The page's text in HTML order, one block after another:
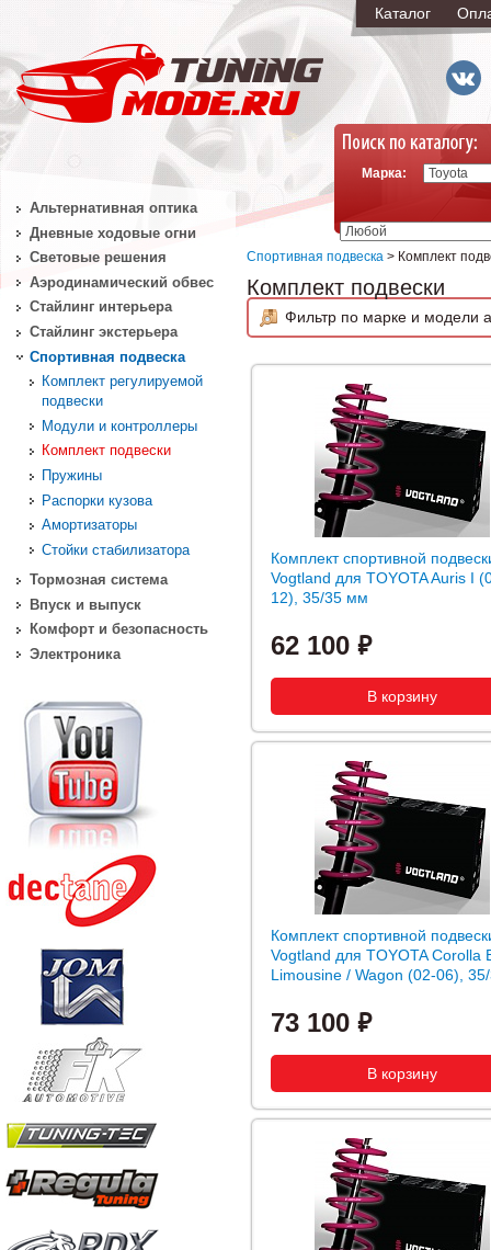
Каталог
Марка:
Спортивная подвеска > Комплект
Комплект подвески
Фильтр по марке и модели
Комплект спортивной
Vogtland для TOYOTA Auris I
12), 35/35 мм
62 100
Комплект спортивной
Vogtland для TOYOTA Corolla
Limousine / Wagon (02-06),
73 100
Альтернативная оптика
Дневные ходовые огни
Световые решения
Аэродинамический обвес
Стайлинг интерьера
Стайлинг экстерьера
Спортивная подвеска
Комплект регулируемой
подвески
Модули и контроллеры
Комплект подвески
Пружины
Распорки кузова
Амортизаторы
Стойки стабилизатора
Тормозная система
Впуск и выпуск
Комфорт и безопасность
Электроника